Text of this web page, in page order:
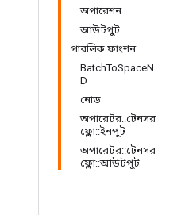
অপারেশন
আউটপুট
পাবলিক ফাংশন
BatchToSpaceN
D
নোড
অপারেটর::টেনসর
ফ্লো::ইনপুট
অপারেটর::টেনসর
ফ্লো::আউটপুট